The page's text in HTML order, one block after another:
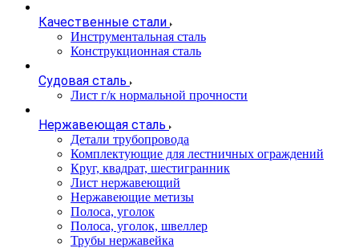
Качественные стали
Инструментальная сталь
Конструкционная сталь
Судовая сталь
Лист г/к нормальной прочности
Нержавеющая сталь
Детали трубопровода
Комплектующие для лестничных ограждений
Круг, квадрат, шестигранник
Лист нержавеющий
Нержавеющие метизы
Полоса, уголок
Полоса, уголок, швеллер
Трубы нержавейка